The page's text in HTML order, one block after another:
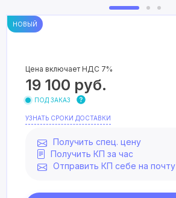
НОВЫЙ
Цена включает НДС 7%
19 100 руб.
ПОД ЗАКАЗ
УЗНАТЬ СРОКИ ДОСТАВКИ
Получить спец. цену
Получить КП за час
Отправить КП себе на почту